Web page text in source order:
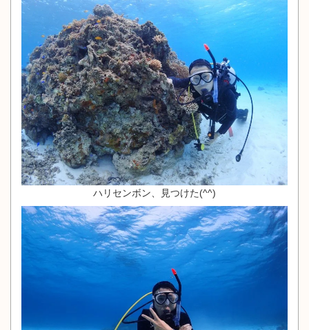
ハリセンボン、見つけた(^^)